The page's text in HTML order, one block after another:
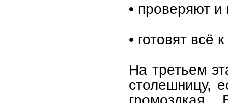
• проверяют
• готовят всё
На третьем
столешницу,